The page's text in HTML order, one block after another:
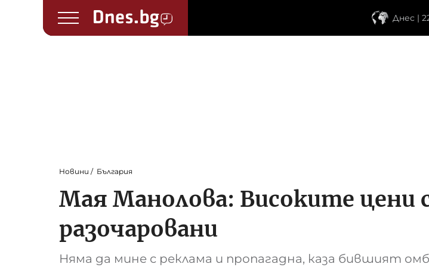
Днес |
Новини България
Мая Манолова: Високите цени
разочаровани
Няма да мине с реклама и пропагадна, каза бившият